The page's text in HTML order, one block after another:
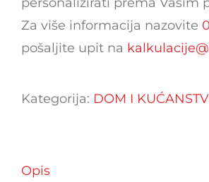
Za više informacija nazovite
pošaljite upit na
Kategorija: DOM I
Opis